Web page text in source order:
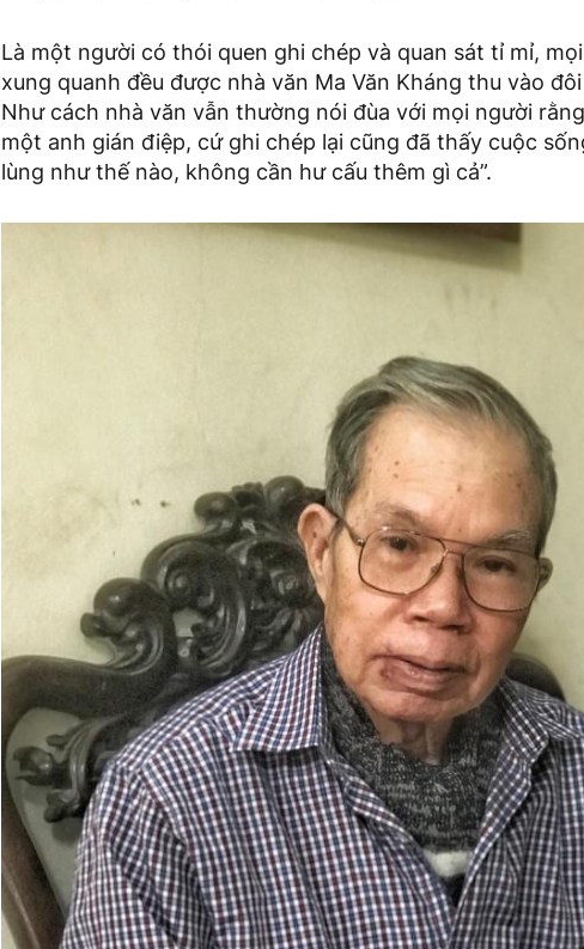
Là một người có thói quen ghi chép và quan sát tỉ mỉ,
xung quanh đều được nhà văn Ma Văn Kháng thu vào
Như cách nhà văn vẫn thường nói đùa với mọi người
một anh gián điệp, cứ ghi chép lại cũng đã thấy cuộc
lùng như thế nào, không cần hư cấu thêm gì cả”.